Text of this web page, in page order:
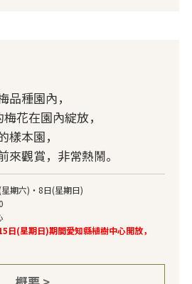
品種園內，
花在園內綻放，
本園，
來觀賞，非常熱鬧。
期六)・8日(星期日)
(星期日)期間愛知縣植樹中心開放，